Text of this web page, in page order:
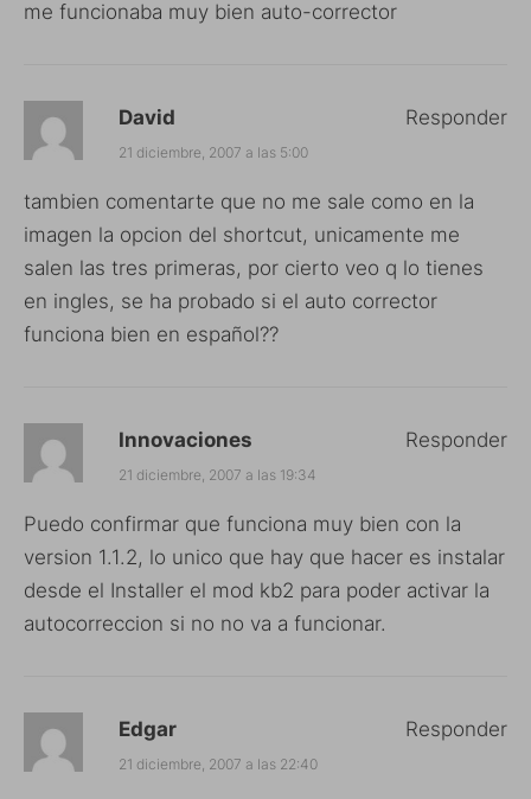
me funcionaba muy bien auto-corrector
David
21 diciembre, 2007 a las 5:00
tambien comentarte que no me sale como en la
imagen la opcion del shortcut, unicamente me
salen las tres primeras, por cierto veo q lo tienes
en ingles, se ha probado si el auto corrector
funciona bien en español??
Responder
Innovaciones
21 diciembre, 2007 a las 19:34
Puedo confirmar que funciona muy bien con la
version 1.1.2, lo unico que hay que hacer es instalar
desde el Installer el mod kb2 para poder activar la
autocorreccion si no no va a funcionar.
Responder
Edgar
21 diciembre, 2007 a las 22:40
Responder